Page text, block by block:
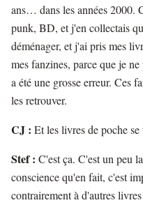
ans… dans les années 2000.
punk, BD, et j'en collectais
déménager, et j'ai pris mes
mes fanzines, parce que je
a été une grosse erreur. Ces
les retrouver.
CJ : Et les livres de poche
Stef : C'est ça. C'est un peu la
conscience qu'en fait, c'est
contrairement à d'autres